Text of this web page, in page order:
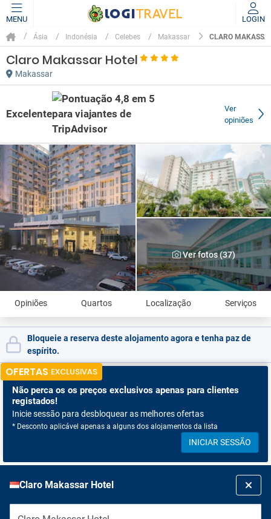
MENU LOGIN
Ásia Indonésia Celebes Makassar CLARO
Claro Makassar Hotel
Makassar
Excelente
Ver
opiniões
Ver fotos (37)
Opiniões Quartos Localização Serviços
Bloqueie a reserva deste alojamento agora e tenha paz de
espírito.
OFERTAS EXCLUSIVAS
Não perca os os preços exclusivos apenas para clientes
registados!
Inicie sessão para desbloquear as melhores ofertas
* Desconto aplicável apenas a alguns dos alojamentos da lista
INICIAR SESSÃO
Claro Makassar Hotel